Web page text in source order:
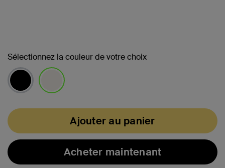
Sélectionnez la couleur de votre choix
Ajouter au panier
Acheter maintenant